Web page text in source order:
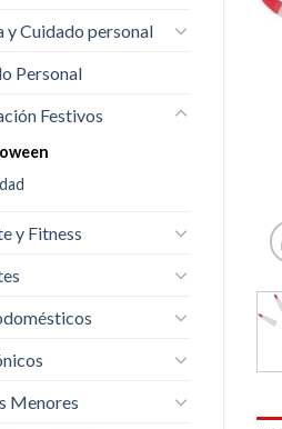
y Cuidado personal
Personal
Festivos
y Fitness
Menores